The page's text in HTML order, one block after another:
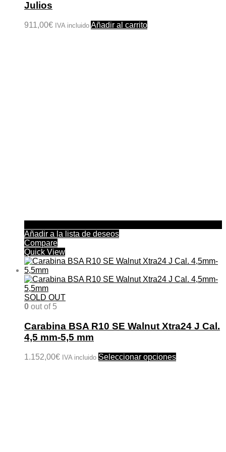
Julios
911,00€ IVA incluido Añadir al carrito
Añadir a la lista de deseos
Compare
Quick View
SOLD OUT
0 out of 5
Carabina BSA R10 SE Walnut Xtra24 J Cal.
4,5 mm-5,5 mm
1.152,00€ IVA incluido Seleccionar opcionesEste